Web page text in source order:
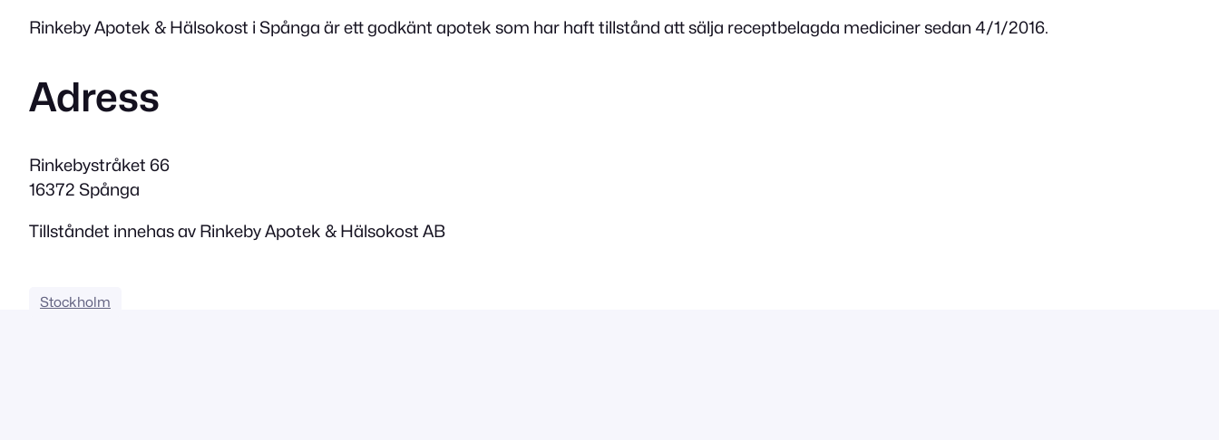
Rinkeby Apotek & Hälsokost i Spånga är ett godkänt apotek som har haft tillstånd att sälja receptbelagda mediciner sedan 4/1/2016.
Adress
Rinkebystråket 66
16372 Spånga
Tillståndet innehas av Rinkeby Apotek & Hälsokost AB
Stockholm